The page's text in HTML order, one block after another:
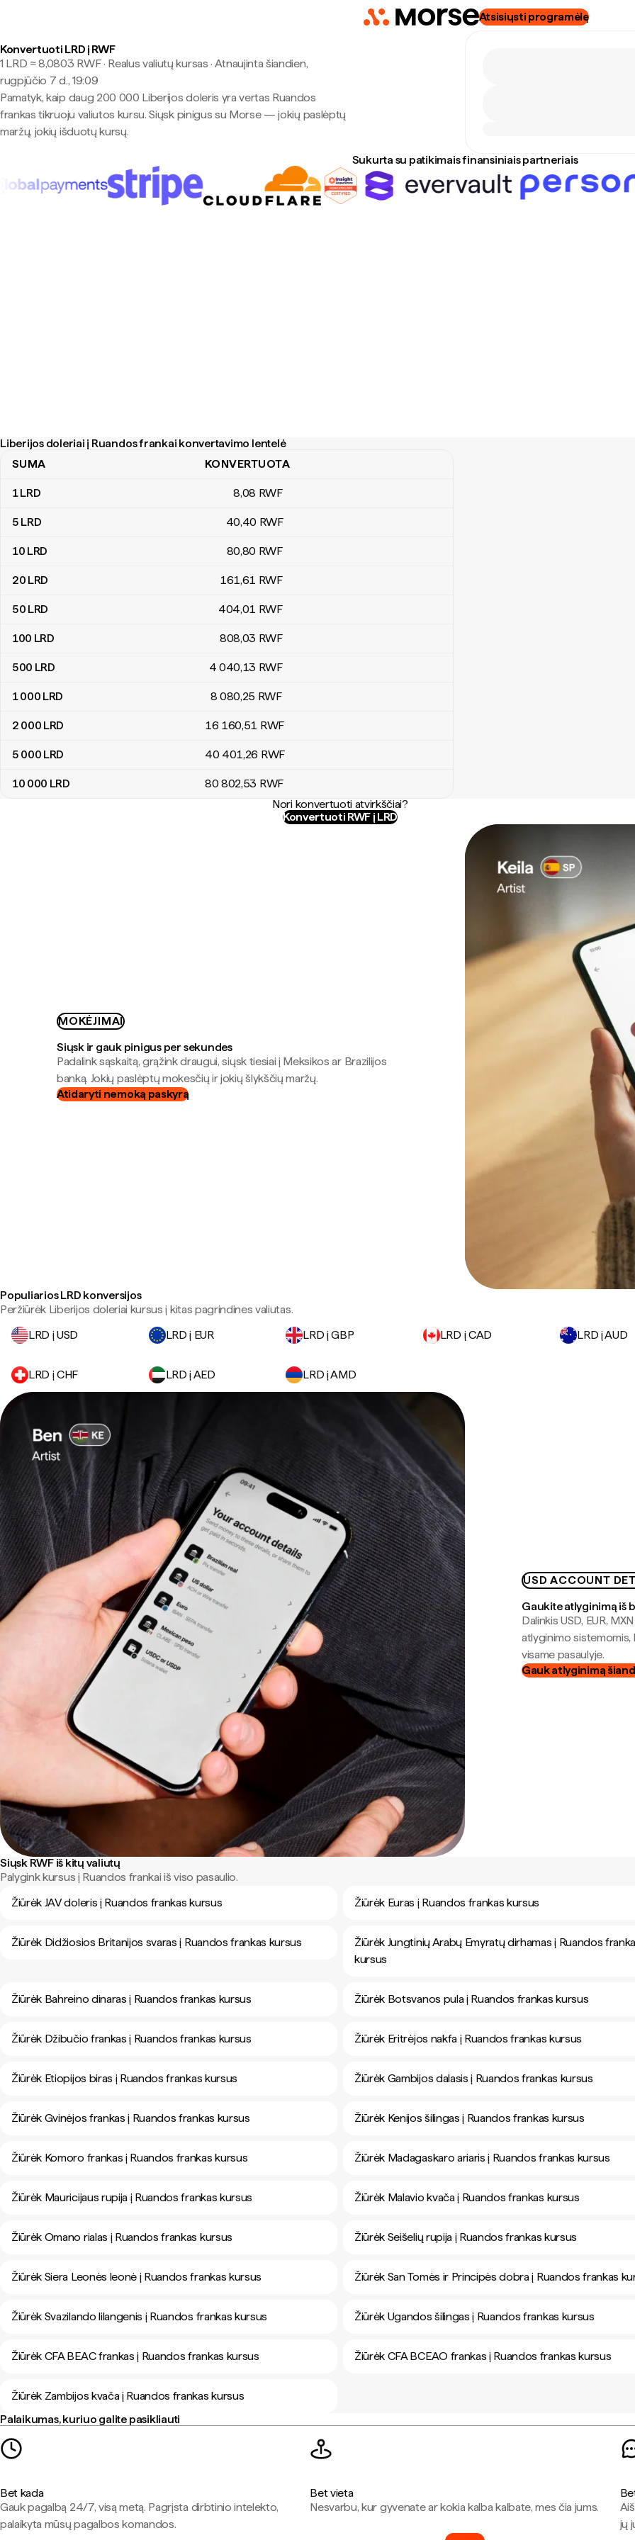
Atsisiųsti programėlę
Konvertuoti LRD į RWF
1 LRD ≈ 8,0803 RWF · Realus valiutų kursas · Atnaujinta šiandien,
rugpjūčio 7 d., 19:09
Pamatyk, kaip daug 200 000 Liberijos doleris yra vertas Ruandos
frankas tikruoju valiutos kursu. Siųsk pinigus su Morse — jokių paslėptų
maržų, jokių išduotų kursų.
Sukurta su patikimais finansiniais partneriais
Liberijos doleriai į Ruandos frankai konvertavimo lentelė
Liberijos doleriai į Ruandos frankai konvertavimo lentelė
SUMA KONVERTUOTA
1LRD 8,08 RWF
5 LRD 40,40 RWF
10 LRD 80,80 RWF
20 LRD 161,61 RWF
50 LRD 404,01 RWF
100 LRD 808,03 RWF
500 LRD 4 040,13 RWF
1 000 LRD 8 080,25 RWF
2 000 LRD 16 160,51 RWF
5 000 LRD 40 401,26 RWF
10 000 LRD 80 802,53 RWF
Nori konvertuoti atvirkščiai?
Konvertuoti RWF į LRD
MOKĖJIMAI
Siųsk ir gauk pinigus per sekundes
Padalink sąskaitą, grąžink draugui, siųsk tiesiai į Meksikos ar Brazilijos
banką. Jokių paslėptų mokesčių ir jokių šlykščių maržų.
Atidaryti nemoką paskyrą
Populiarios LRD konversijos
Peržiūrėk Liberijos doleriai kursus į kitas pagrindines valiutas.
LRD į USD
LRD į EUR LRD į GBP LRD į CAD LRD į AUD
LRD į CHF LRD į AED LRD į AMD
USD ACCOUNT
Gaukite atlyginimą iš
Dalinkis USD, EUR,
atlyginimo
visame pasaulyje.
Gauk atlyginimą
Siųsk RWF iš kitų valiutų
Palygink kursus į Ruandos frankai iš viso pasaulio.
Žiūrėk JAV doleris į Ruandos frankas kursus
Žiūrėk Euras į Ruandos frankas kursus
Žiūrėk Didžiosios Britanijos svaras į Ruandos frankas kursus
Žiūrėk Jungtinių Arabų Emyratų dirhamas į Ruandos
kursus
Žiūrėk Bahreino dinaras į Ruandos frankas kursus Žiūrėk Botsvanos pula į Ruandos frankas kursus
Žiūrėk Džibučio frankas į Ruandos frankas kursus Žiūrėk Eritrėjos nakfa į Ruandos frankas kursus
Žiūrėk Etiopijos biras į Ruandos frankas kursus Žiūrėk Gambijos dalasis į Ruandos frankas kursus
Žiūrėk Gvinėjos frankas į Ruandos frankas kursus Žiūrėk Kenijos šilingas į Ruandos frankas kursus
Žiūrėk Komoro frankas į Ruandos frankas kursus Žiūrėk Madagaskaro ariaris į Ruandos frankas kursus
Žiūrėk Mauricijaus rupija į Ruandos frankas kursus Žiūrėk Malavio kvača į Ruandos frankas kursus
Žiūrėk Omano rialas į Ruandos frankas kursus Žiūrėk Seišelių rupija į Ruandos frankas kursus
Žiūrėk Siera Leonės leonė į Ruandos frankas kursus Žiūrėk San Tomės ir Principės dobra į Ruandos frankas
Žiūrėk Svazilando lilangenis į Ruandos frankas kursus Žiūrėk Ugandos šilingas į Ruandos frankas kursus
Žiūrėk CFA BEAC frankas į Ruandos frankas kursus Žiūrėk CFA BCEAO frankas į Ruandos frankas kursus
Žiūrėk Zambijos kvača į Ruandos frankas kursus
Palaikumas, kuriuo galite pasikliauti
Bet kada
Gauk pagalbą 24/7, visą metą. Pagrįsta dirbtinio intelekto,
palaikyta mūsų pagalbos komandos.
Bet vieta
Nesvarbu, kur gyvenate ar kokia kalba kalbate, mes čia jums.
jų